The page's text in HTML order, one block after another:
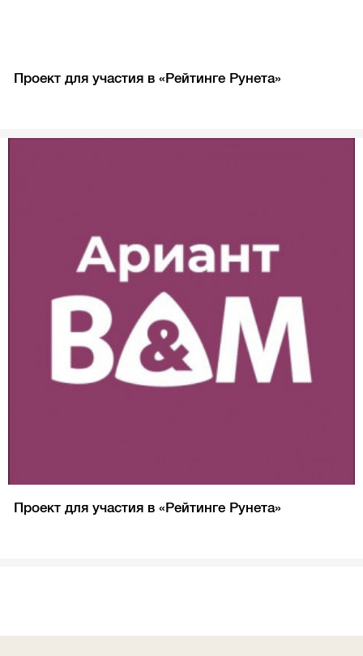
Проект для участия в «Рейтинге Рунета»
Проект для участия в «Рейтинге Рунета»